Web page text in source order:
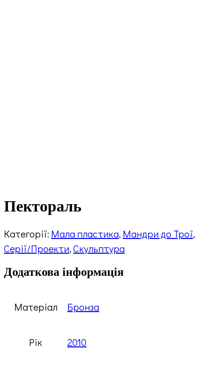
Пектораль
Категорії: Мала пластика, Мандри до Трої,
Серії/Проекти,Скульптура
Додаткова інформація
Матеріал Бронза
Рік 2010